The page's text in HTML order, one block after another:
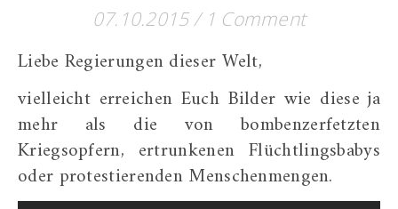
07.10.2015/ 1 Comment
Liebe Regierungen dieser Welt,
vielleicht erreichen Euch Bilder wie diese ja
mehr als die von bombenzerfetzten
Kriegsopfern, ertrunkenen Flüchtlingsbabys
oder protestierenden Menschenmengen.